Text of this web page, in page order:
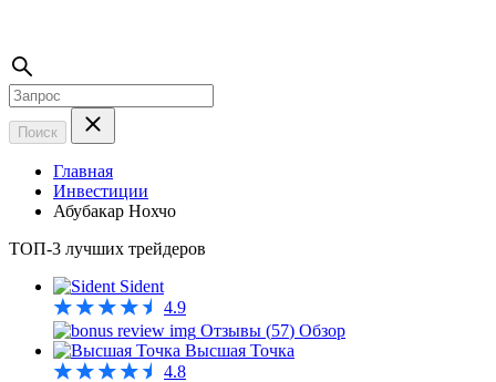
Поиск
Главная
Инвестиции
Абубакар Нохчо
ТОП-3 лучших трейдеров
Sident
4.9
Отзывы (57) Обзор
Высшая Точка
4.8